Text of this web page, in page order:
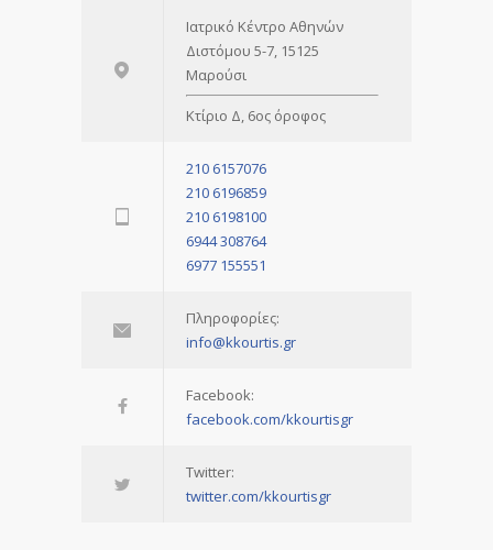
Ιατρικό Κέντρο Αθηνών
Διστόμου 5-7, 15125
Μαρούσι
Κτίριο Δ, 6ος όροφος
210 6157076
210 6196859
210 6198100
6944 308764
6977 155551
Πληροφορίες:
info@kkourtis.gr
Facebook:
facebook.com/kkourtisgr
Twitter:
twitter.com/kkourtisgr